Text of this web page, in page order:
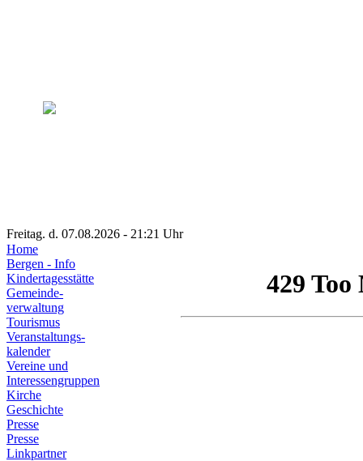
Freitag. d. 07.08.2026 - 21:21 Uhr
Home
Bergen - Info
Kindertagesstätte
Gemeinde-
verwaltung
Tourismus
Veranstaltungs-
kalender
Vereine und
Interessen­gruppen
Kirche
Geschichte
Presse
Presse
Linkpartner